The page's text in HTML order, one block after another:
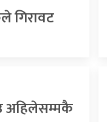
गिरावट
अहिलेसम्मकै